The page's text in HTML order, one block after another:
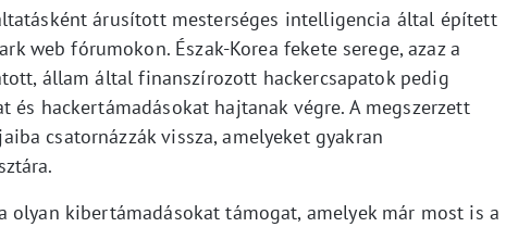
árusított mesterséges intelligencia által épített
web fórumokon. Észak-Korea fekete serege, azaz a
állam által finanszírozott hackercsapatok pedig
hackertámadásokat hajtanak végre. A megszerzett
csatornázzák vissza, amelyeket gyakran
olyan kibertámadásokat támogat, amelyek már most is a